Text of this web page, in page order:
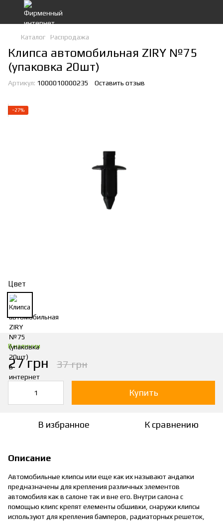
Каталог Распродажа
Клипса автомобильная ZIRY №75
(упаковка 20шт)
Артикул: 1000010000235 Оставить отзыв
−27%
Цвет
В наличии
27 грн 37 грн
Купить
В избранное К сравнению
Описание
Автомобильные клипсы или еще как их называют андапки
предназначены для крепления различных элементов
автомобиля как в салоне так и вне его. Внутри салона с
помощью клипс крепят елементы обшивки, снаружи клипсы
используют для крепления бамперов, радиаторных решеток,